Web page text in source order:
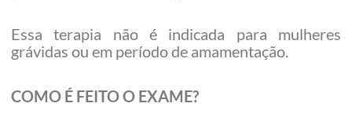
Essa terapia não é indicada para mulheres
grávidas ou em período de amamentação.
COMO É FEITO O EXAME?